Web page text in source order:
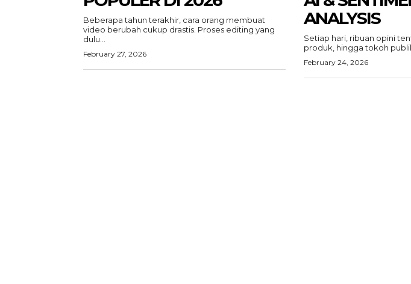
Beberapa tahun terakhir, cara orang membuat
video berubah cukup drastis. Proses editing yang
dulu...
February 27, 2026
ANALYSIS
Setiap hari, ribuan opini
produk, hingga tokoh
February 24, 2026